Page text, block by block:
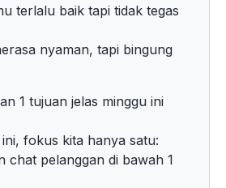
terlalu baik tapi tidak tegas
nyaman, tapi bingung
1 tujuan jelas minggu ini
fokus kita hanya satu:
chat pelanggan di bawah 1